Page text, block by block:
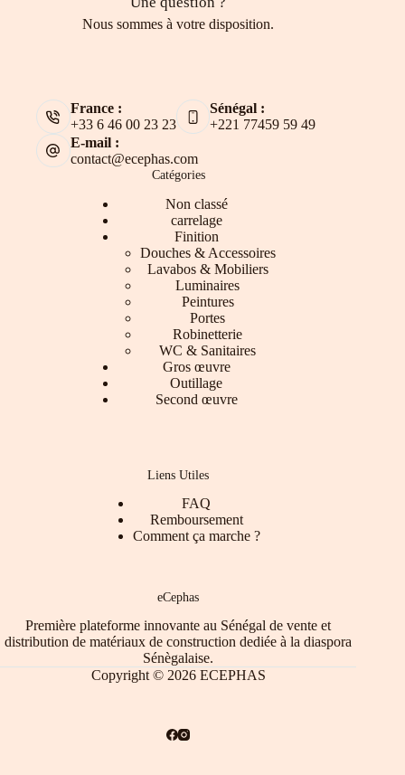
Nous sommes à votre disposition.
France :
+33 6 46 00 23 23
Sénégal :
+221 77459 59 49
E-mail :
contact@ecephas.com
Catégories
Non classé
carrelage
Finition
Douches & Accessoires
Lavabos & Mobiliers
Luminaires
Peintures
Portes
Robinetterie
WC & Sanitaires
Gros œuvre
Outillage
Second œuvre
Liens Utiles
FAQ
Remboursement
Comment ça marche ?
eCephas
Première plateforme innovante au Sénégal de vente et
distribution de matériaux de construction dediée à la diaspora
Sénègalaise.
Copyright © 2026 ECEPHAS